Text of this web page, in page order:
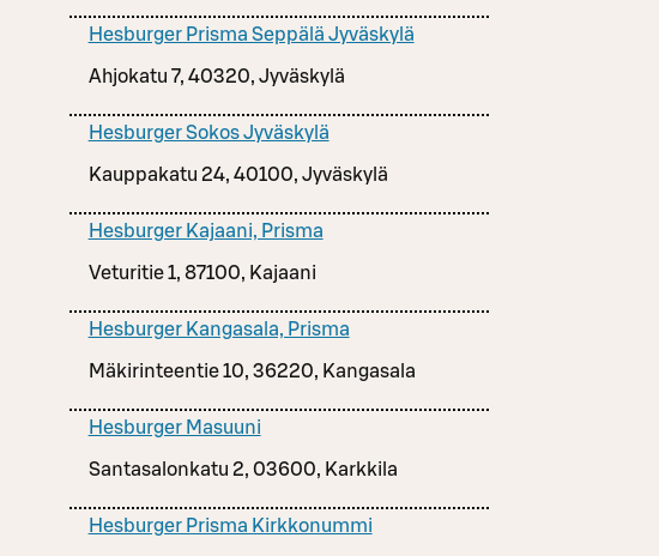
Hesburger Prisma Seppälä Jyväskylä
Ahjokatu 7, 40320, Jyväskylä
Hesburger Sokos Jyväskylä
Kauppakatu 24, 40100, Jyväskylä
Hesburger Kajaani, Prisma
Veturitie 1, 87100, Kajaani
Hesburger Kangasala, Prisma
Mäkirinteentie 10, 36220, Kangasala
Hesburger Masuuni
Santasalonkatu 2, 03600, Karkkila
Hesburger Prisma Kirkkonummi